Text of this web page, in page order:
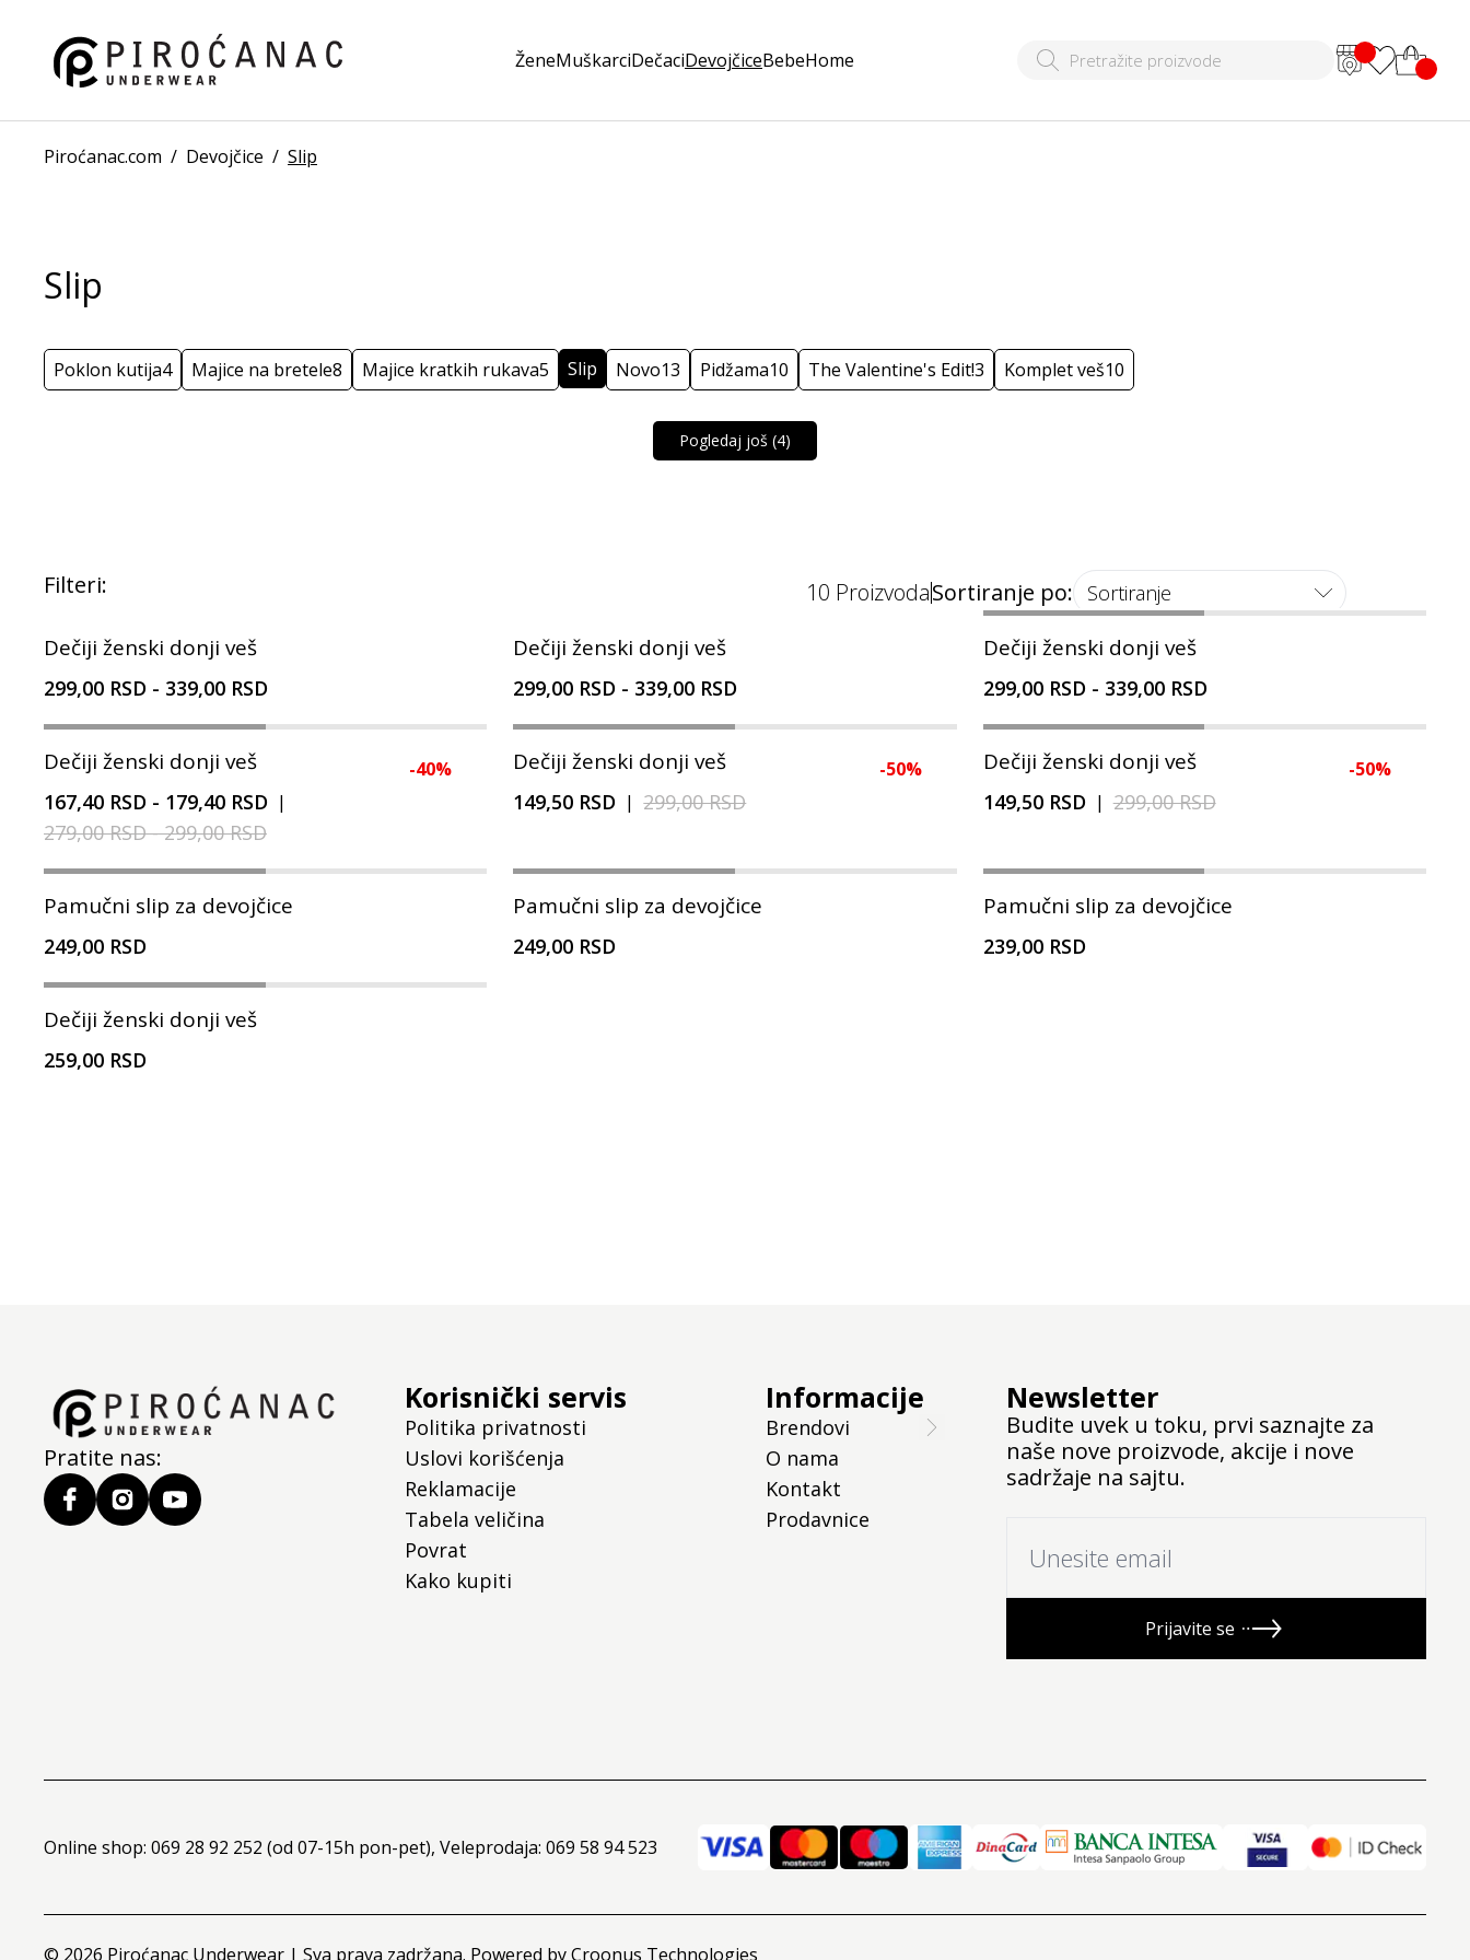
ŽeneMuškarciDečaciDevojčiceBebeHome
Piroćanac.com / Devojčice / Slip
Slip
Poklon kutija4 Majice na bretele8 Majice kratkih rukava5 Slip Novo13 Pidžama10 The Valentine's Edit!3 Komplet veš10
Pogledaj još (4)
Filteri: 10 ProizvodaSortiranje po: Sortiranje
Dečiji ženski donji veš
299,00 RSD - 339,00 RSD
Dečiji ženski donji veš
299,00 RSD - 339,00 RSD
Dečiji ženski donji veš
299,00 RSD- 339,00 RSD
-40%
Dečiji ženski donji veš
167,40 RSD - 179,40 RSD |
279,00 RSD- 299,00 RSD
-50%
Dečiji ženski donji veš
149,50 RSD |299,00 RSD
-50%
Dečiji ženski donji veš
149,50 RSD|299,00 RSD
Pamučni slip za devojčice
249,00 RSD
Pamučni slip za devojčice
249,00 RSD
Pamučni slip za devojčice
239,00 RSD
Dečiji ženski donji veš
259,00 RSD
Pratite nas:
Korisnički servis
Politika privatnosti
Uslovi korišćenja
Reklamacije
Tabela veličina
Povrat
Kako kupiti
Informacije
Brendovi
O nama
Kontakt
Prodavnice
Newsletter
Budite uvek u toku, prvi saznajte za
naše nove proizvode, akcije i nove
sadržaje na sajtu.
Prijavite se
Online shop: 069 28 92 252 (od 07-15h pon-pet), Veleprodaja: 069 58 94 523
© 2026 Piroćanac Underwear | Sva prava zadržana. Powered byCroonus Technologies